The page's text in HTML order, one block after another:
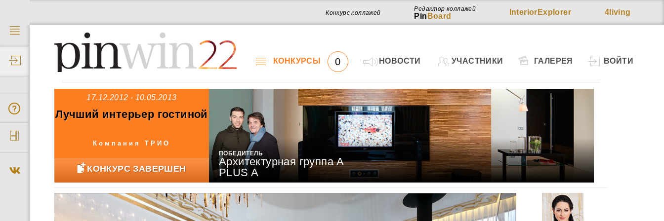
4living
InteriorExplorer
Редактор коллажей
Pin Board
Конкурс коллажей
22 КОНКУРСЫ 0 НОВОСТИ УЧАСТНИКИ ГАЛЕРЕЯ ВОЙТИ
17.12.2012 - 10.05.2013
Лучший интерьер гостиной
Компания ТРИО
КОНКУРС ЗАВЕРШЕН
ПОБЕДИТЕЛЬ
Архитектурная группа A
PLUS A
Работ